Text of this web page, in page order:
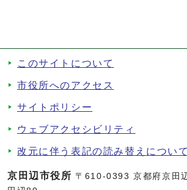
このサイトについて
市役所へのアクセス
サイトポリシー
ウェブアクセシビリティ
改元に伴う表記の読み替えについて
京田辺市役所 〒610-0393 京都府京田